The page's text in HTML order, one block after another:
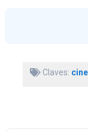
Claves: cine